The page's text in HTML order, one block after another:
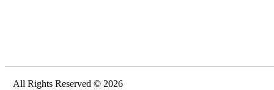
All Rights Reserved © 2026